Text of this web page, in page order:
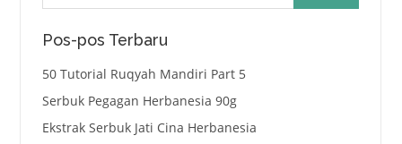
Pos-pos Terbaru
50 Tutorial Ruqyah Mandiri Part 5
Serbuk Pegagan Herbanesia 90g
Ekstrak Serbuk Jati Cina Herbanesia